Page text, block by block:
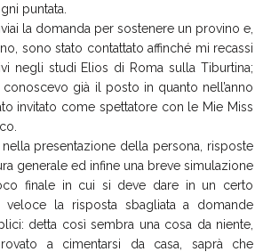
puntata.
la domanda per sostenere un provino e,
sono stato contattato affinché mi recassi
negli studi Elios di Roma sulla Tiburtina;
già il posto in quanto nell’anno
invitato come spettatore con le Mie Miss
nella presentazione della persona, risposte
generale ed infine una breve simulazione
finale in cui si deve dare in un certo
veloce la risposta sbagliata a domande
detta così sembra una cosa da niente,
a cimentarsi da casa, saprà che